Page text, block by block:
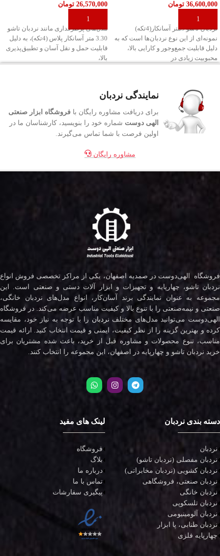
36,600,000 تومان
افزودن به سبد خرید
نردبان تاشو 5متر آسانکار(4تکه)
نمونه‌ای از این نوع نردبان‌ها است که به
دلیل قابلیت جمع‌وجور و کارایی بالا،
محبوبیت زیادی در
26,570,000 تومان
افزودن به سبد خرید
مدل‌های پرطرفداری مانند نردبان تاشو
3.30 متر آسانکار پلاس (4تکه)، به دلیل
قابلیت حمل و نقل آسان و تطبیق‌پذیری
بالا،
نمایندگی نردبان
برای دریافت مشاوره رایگان با فروشگاه ابزار صنعتی
الهی دوست شماره خود را بنویسید، کارشناسان ما در
اولین فرصت با شما تماس می‌گیرند.
مشاوره رایگان
فروشگاه الهی‌دوست در صمدیه اصفهان، یکی از مراکز تخصصی فروش انواع
نردبان تاشو، چهارپایه و تجهیزات و ابزار آلات دستی و صنعتی است. این
مجموعه به عنوان نمایندگی برند آسان‌کار، انواع مدل‌های نردبان خانگی،
صنعتی و نیمه‌صنعتی را با تنوع بالا و کیفیت مناسب عرضه می‌کند. در فروشگاه
الهی‌دوست می‌توانید مدل‌های مختلف نردبان را با توجه به نیاز خود، مقایسه
کرده و بهترین گزینه را از نظر کیفیت، ایمنی و قیمت انتخاب کنید. ارائه قیمت
مناسب، تنوع محصولات و مشاوره قبل از خرید، باعث شده مشتریان برای
خرید نردبان تاشو و چهارپایه در اصفهان، این مجموعه را انتخاب کنند.
دسته بندی نردبان
نردبان
نردبان مفصلی (نردبان تاشو)
نردبان کشویی (نردبان مخابراتی)
نردبان صنعتی، فروشگاهی
نردبان خانگی
نردبان تلسکوپی
نردبان آلومینیومی
نردبان طنابی، پا ابزار
چهارپایه فلزی
لینک های مفید
فروشگاه
بلاگ
درباره ما
تماس با ما
پیگیری سفارشات